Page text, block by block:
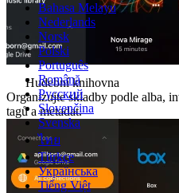
Bahasa Melayu
Nederlands
Norsk
Polski
Português
Română
Русский
Slovenčina
Svenska
ไทย
Türkçe
Українська
Tiếng Việt
Hudební knihovna
Organizujte skladby podle alba,
tagů a metadat.